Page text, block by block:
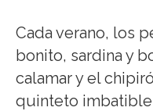
Cada verano, los
bonito, sardina y
calamar y el
quinteto imbatible